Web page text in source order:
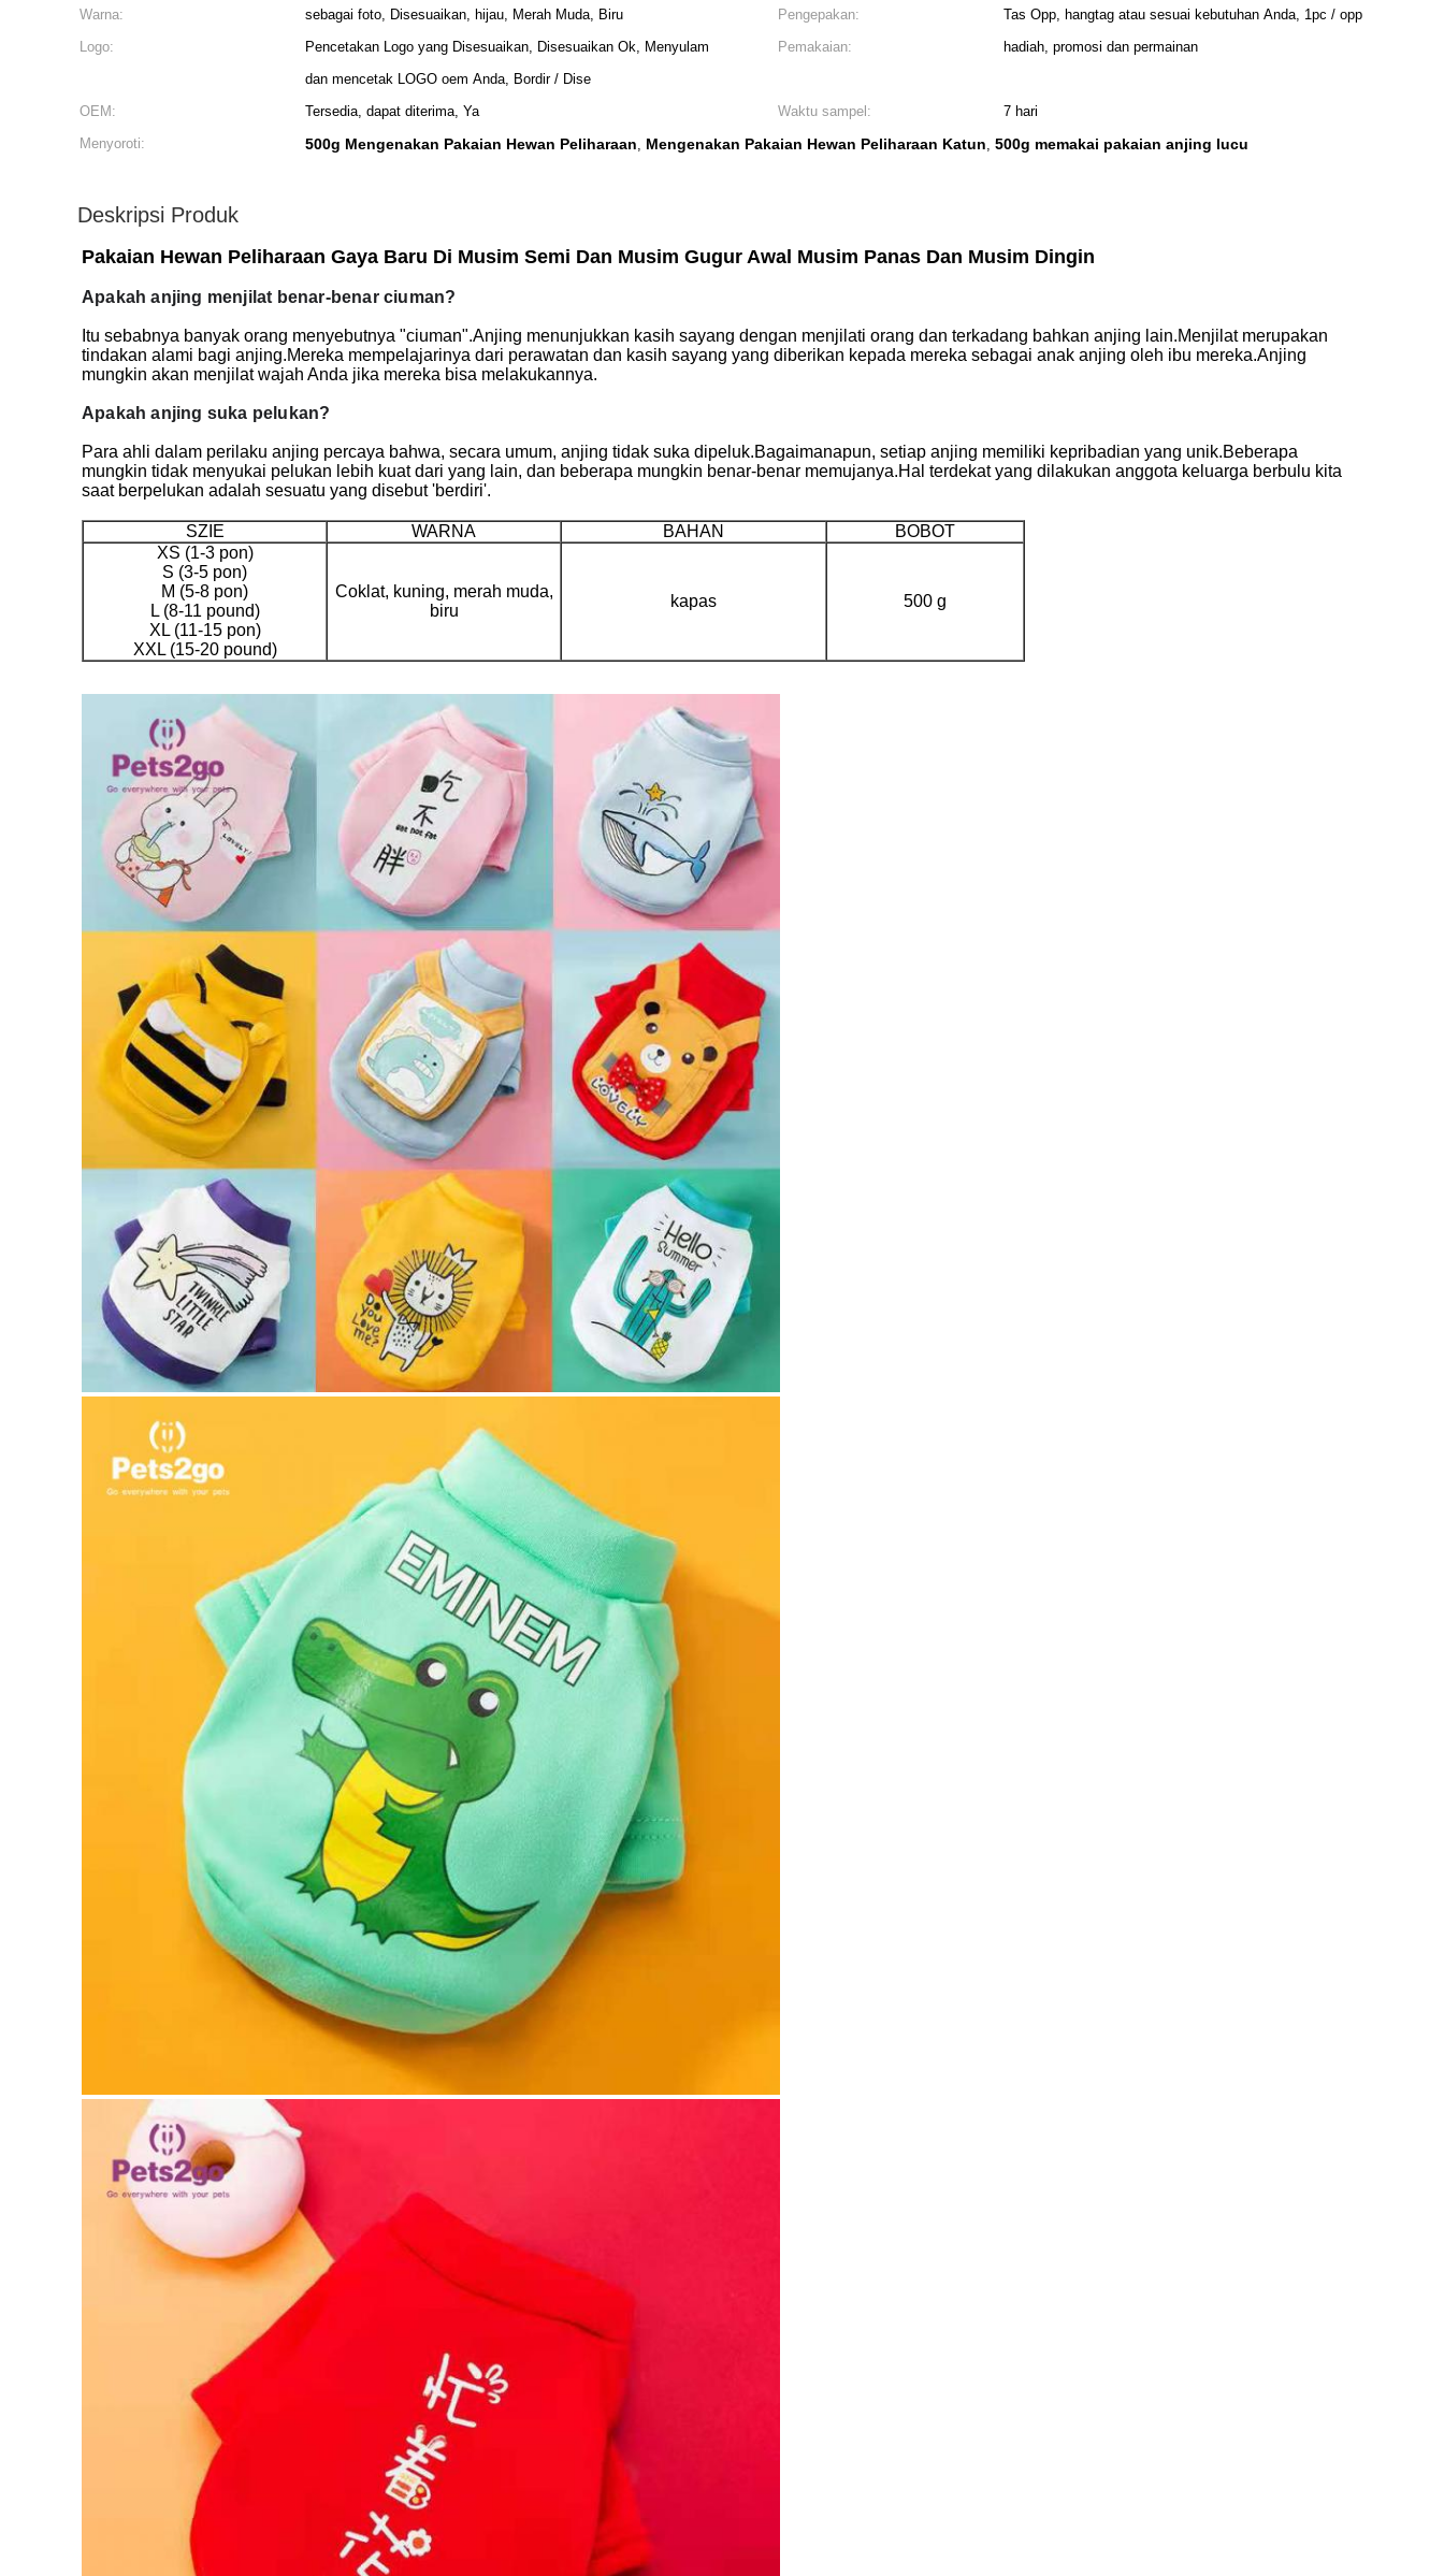
Warna:
sebagai foto, Disesuaikan, hijau, Merah Muda, Biru Pengepakan:
Tas Opp, hangtag atau sesuai kebutuhan Anda, 1pc / opp
Logo:
Pencetakan Logo yang Disesuaikan, Disesuaikan Ok, Menyulam
dan mencetak LOGO oem Anda, Bordir / Dise
Pemakaian: hadiah, promosi dan permainan
OEM: Tersedia, dapat diterima, Ya Waktu sampel:
7 hari
Menyoroti:
500g Mengenakan Pakaian Hewan Peliharaan, Mengenakan Pakaian Hewan Peliharaan Katun, 500g memakai pakaian anjing lucu
Deskripsi Produk
Pakaian Hewan Peliharaan Gaya Baru Di Musim Semi Dan Musim Gugur Awal Musim Panas Dan Musim Dingin
Apakah anjing menjilat benar-benar ciuman?
Itu sebabnya banyak orang menyebutnya "ciuman".Anjing menunjukkan kasih sayang dengan menjilati orang dan terkadang bahkan anjing lain.Menjilat merupakan
tindakan alami bagi anjing.Mereka mempelajarinya dari perawatan dan kasih sayang yang diberikan kepada mereka sebagai anak anjing oleh ibu mereka.Anjing
mungkin akan menjilat wajah Anda jika mereka bisa melakukannya.
Apakah anjing suka pelukan?
Para ahli dalam perilaku anjing percaya bahwa, secara umum, anjing tidak suka dipeluk.Bagaimanapun, setiap anjing memiliki kepribadian yang unik.Beberapa
mungkin tidak menyukai pelukan lebih kuat dari yang lain, dan beberapa mungkin benar-benar memujanya.Hal terdekat yang dilakukan anggota keluarga berbulu kita
saat berpelukan adalah sesuatu yang disebut 'berdiri'.
SZIE WARNA BAHAN
BOBOT
XS (1-3 pon)
S (3-5 pon)
M (5-8 pon)
L (8-11 pound)
XL (11-15 pon)
XXL (15-20 pound)
Coklat, kuning, merah muda,
biru
kapas 500 g